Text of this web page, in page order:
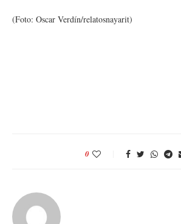
(Foto: Oscar Verdín/relatosnayarit)
0